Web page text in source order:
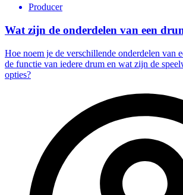
Producer
Wat zijn de onderdelen van een
Hoe noem je de verschillende onderdelen van
de functie van iedere drum en wat zijn de
opties?